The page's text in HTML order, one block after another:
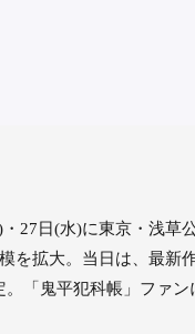
27日(水)に東京・浅草
を拡大。当日は、最新
「鬼平犯科帳」ファン